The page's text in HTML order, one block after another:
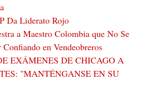
Da Liderato Rojo
a Maestro Colombia que No Se
Confiando en Vendeobreros
EXÁMENES DE CHICAGO A
"MANTÉNGANSE EN SU